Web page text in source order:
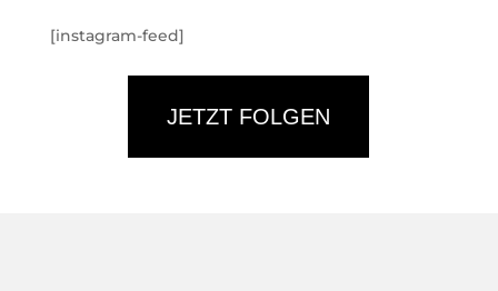
[instagram-feed]
JETZT FOLGEN